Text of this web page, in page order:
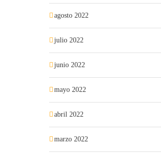
agosto 2022
julio 2022
junio 2022
mayo 2022
abril 2022
marzo 2022